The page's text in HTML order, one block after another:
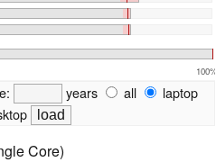
100%
years all
laptop
Core)